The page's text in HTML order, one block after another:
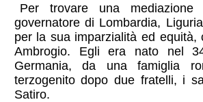
Per trovare una
governatore di Lombardia,
per la sua imparzialità ed equità,
Ambrogio. Egli era nato nel
Germania, da una famiglia
terzogenito dopo due fratelli, i
Satiro.